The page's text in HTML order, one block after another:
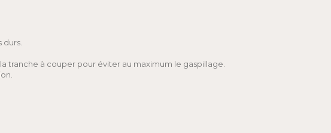
à couper pour éviter au maximum le gaspillage.